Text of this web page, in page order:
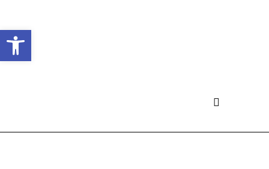
Ouvrir la barre d’outils